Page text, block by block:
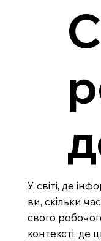
У світі, де
ви, скільки
свого
контексті, де